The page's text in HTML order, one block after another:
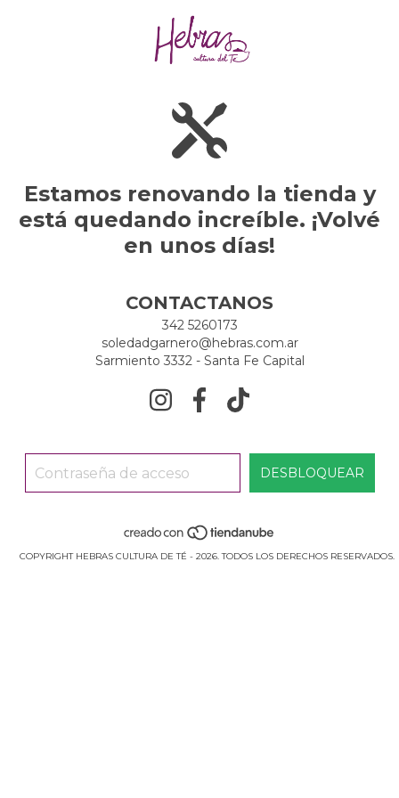
Estamos renovando la tienda y
está quedando increíble. ¡Volvé
en unos días!
CONTACTANOS
342 5260173
soledadgarnero@hebras.com.ar
Sarmiento 3332 - Santa Fe Capital
COPYRIGHT HEBRAS CULTURA DE TÉ - 2026. TODOS LOS DERECHOS RESERVADOS.